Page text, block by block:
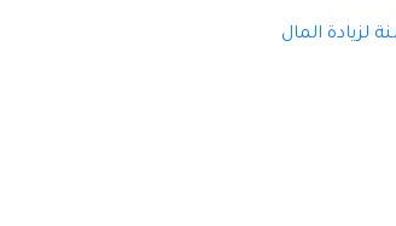
لزيادة المال